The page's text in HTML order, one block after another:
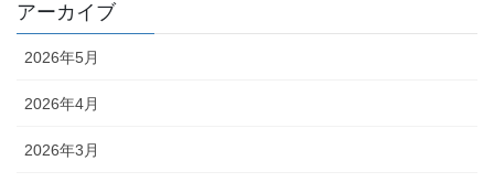
アーカイブ
2026年5月
2026年4月
2026年3月